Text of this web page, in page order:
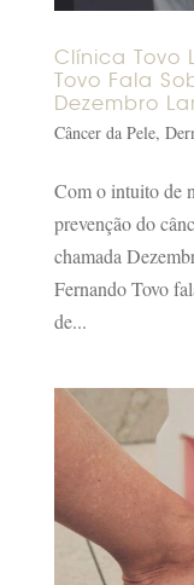
Clínica Tovo
Tovo Fala
Dezembro
Câncer da Pele,
Com o intuito de
prevenção do
chamada
Fernando Tovo
de...